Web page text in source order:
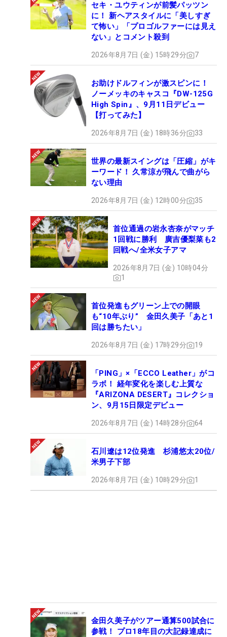
セキ・ユウティンが前髪パッツン
に！ 新ヘアスタイルに「美しすぎ
て怖い」「プロゴルファーには見え
ない」とコメント殺到
2026年8月7日 (金) 15時29分 7
お助けドルフィンが激スピンに！
ノーメッキのキャスコ『DW-125G
High Spin』、9月11日デビュー
【打ってみた】
2026年8月7日 (金) 18時36分 33
世界の最新スイングは「圧縮」がキ
ーワード！ 久常涼が飛んで曲がら
ない理由
2026年8月7日 (金) 12時00分 35
首位通過の岩永杏奈がマッチ
1回戦に勝利 廣吉優梨菜も2
回戦へ/全米女子アマ
2026年8月7日 (金) 10時04分
1
首位発進もグリーン上での開眼
も“10年ぶり” 金田久美子「あと1
回は勝ちたい」
2026年8月7日 (金) 17時29分 19
「PING」×「ECCO Leather」がコ
ラボ！ 経年変化を楽しむ上質な
『ARIZONA DESERT』コレクショ
ン、9月15日限定デビュー
2026年8月7日 (金) 14時28分 64
石川遼は12位発進 杉浦悠太20位/
米男子下部
2026年8月7日 (金) 10時29分 1
金田久美子がツアー通算500試合に
参戦！ プロ18年目の大記録達成に